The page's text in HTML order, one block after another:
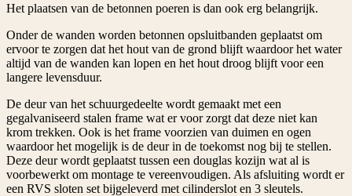
Het plaatsen van de betonnen poeren is dan ook erg belangrijk.
Onder de wanden worden betonnen opsluitbanden geplaatst om
ervoor te zorgen dat het hout van de grond blijft waardoor het water
altijd van de wanden kan lopen en het hout droog blijft voor een
langere levensduur.
De deur van het schuurgedeelte wordt gemaakt met een
gegalvaniseerd stalen frame wat er voor zorgt dat deze niet kan
krom trekken. Ook is het frame voorzien van duimen en ogen
waardoor het mogelijk is de deur in de toekomst nog bij te stellen.
Deze deur wordt geplaatst tussen een douglas kozijn wat al is
voorbewerkt om montage te vereenvoudigen. Als afsluiting wordt er
een RVS sloten set bijgeleverd met cilinderslot en 3 sleutels.